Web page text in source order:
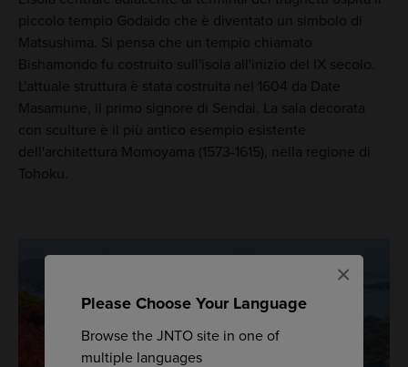
Please Choose Your Language
Browse the JNTO site in one of
multiple languages
×
piccolo tempio Godaido che è diventato un simbolo di
Matsushima. Si pensa che un tempio chiamato
Bishamondo fu costruito sull'isola all'inizio del IX secolo.
L'attuale struttura è stata costruita nel 1604 da Date
Masamune, il primo signore di Sendai. La sala decorata
con sculture è il più antico esempio esistente
dell'architettura Momoyama (1573-1615), nella regione di
Tohoku.